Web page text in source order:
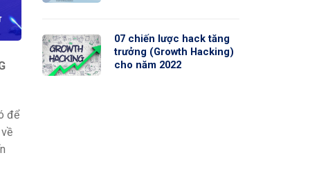
để
07 chiến lược hack tăng
trưởng (Growth Hacking)
cho năm 2022